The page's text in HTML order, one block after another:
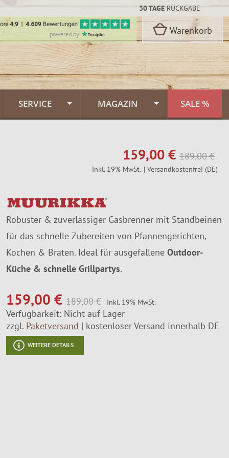
30 TAGERÜCKGABE
powered by Warenkorb
SERVICE
FINNWERK Qualität
Über uns
Montageservice
MAGAZIN
Feuerlachs Galerie
Muurikka Pfannen
Jagdmesser
SALE %
159,00 € 189,00 €
Inkl. 19% MwSt. | Versandkostenfrei (DE)
Robuster & zuverlässiger Gasbrenner mit Standbeinen
für das schnelle Zubereiten von Pfannengerichten,
Kochen & Braten. Ideal für ausgefallene Outdoor-
Küche & schnelle Grillpartys.
159,00 € 189,00 € Inkl. 19% MwSt.
Verfügbarkeit: Nicht auf Lager
zzgl. Paketversand kostenloser Versand innerhalb DE
WEITERE DETAILS